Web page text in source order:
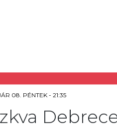
08. PÉNTEK - 21:35